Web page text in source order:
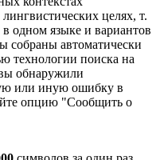
целях, т.
одном языке и вариантов
собраны автоматически
технологии поиска на
обнаружили
или иную ошибку в
опцию "Сообщить о